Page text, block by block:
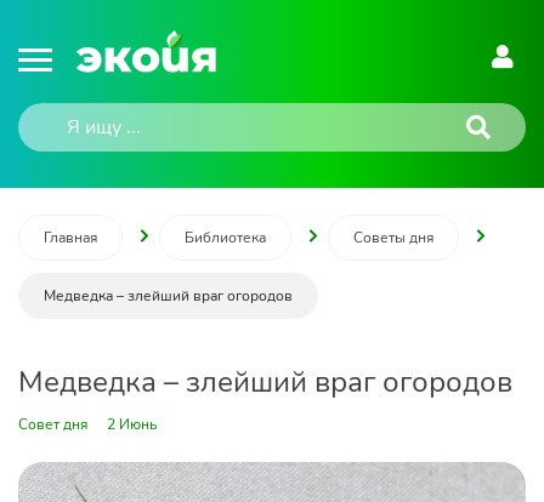
Главная Библиотека Советы дня
Медведка – злейший враг огородов
Медведка – злейший враг огородов
Совет дня 2 Июнь